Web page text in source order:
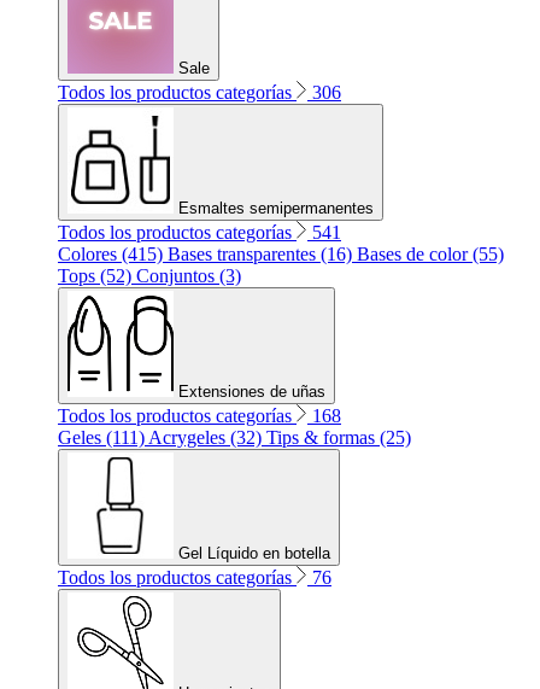
Sale
Todos los productos categorías 306
Esmaltes semipermanentes
Todos los productos categorías
541
Colores (415) Bases transparentes (16) Bases de color (55)
Tops (52) Conjuntos (3)
Extensiones de uñas
Todos los productos categorías
168
Geles (111) Acrygeles (32) Tips & formas (25)
Gel Líquido en botella
Todos los productos categorías 76